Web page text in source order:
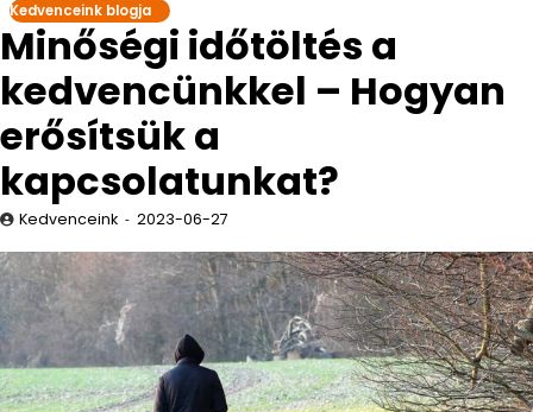
Kedvenceink blogja
Minőségi időtöltés a
kedvencünkkel – Hogyan
erősítsük a
kapcsolatunkat?
Kedvenceink 2023-06-27